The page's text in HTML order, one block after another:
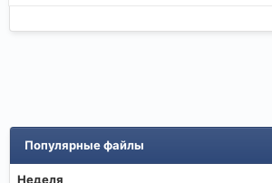
Популярные файлы
Неделя